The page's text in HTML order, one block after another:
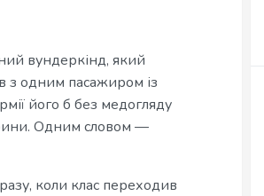
вундеркінд, який
з одним пасажиром із
його б без медогляду
Одним словом —
коли клас переходив